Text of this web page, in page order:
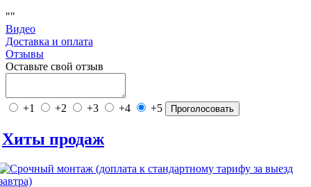
""
Видео
Доставка и оплата
Отзывы
Оставьте свой отзыв
+1 +2 +3 +4 +5 Проголосовать
Хиты продаж